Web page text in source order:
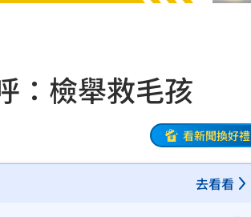
：檢舉救毛孩
看新聞換好禮
去看看